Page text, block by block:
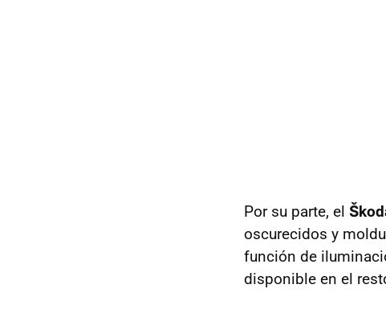
Por su parte, el
oscurecidos y
función de
disponible en el